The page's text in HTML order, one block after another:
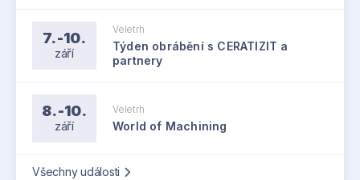
7.-10.
září
Veletrh
Týden obrábění s CERATIZIT a
partnery
8.-10.
září
Veletrh
World of Machining
Všechny události